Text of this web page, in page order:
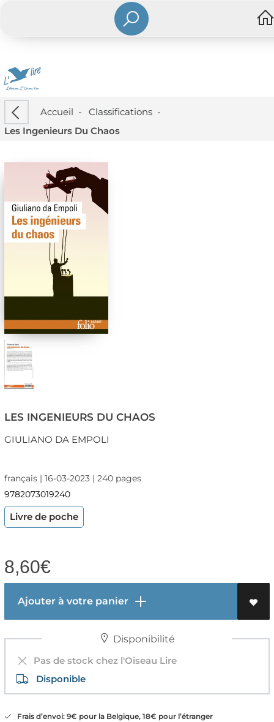
Accueil - Classifications-
Les Ingenieurs Du Chaos
LES INGENIEURS DU CHAOS
GIULIANO DA EMPOLI
français | 16-03-2023 | 240 pages
9782073019240
Livre de poche
8,60€
Ajouter à votre panier
Disponibilité
Pas de stock chez l'Oiseau Lire
Disponible
Frais d’envoi: 9€ pour la Belgique, 18€ pour l’étranger